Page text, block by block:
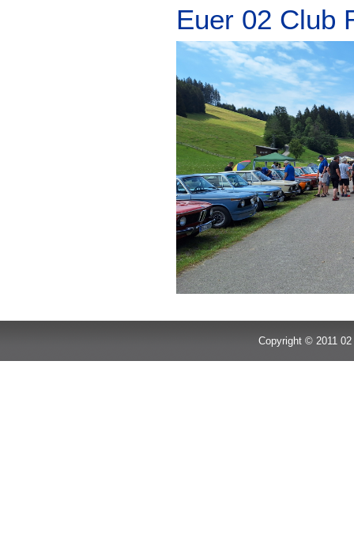
Euer 02 Club
Copyright © 2011